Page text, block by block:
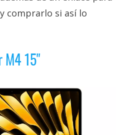
comprarlo si así lo
M4 15"